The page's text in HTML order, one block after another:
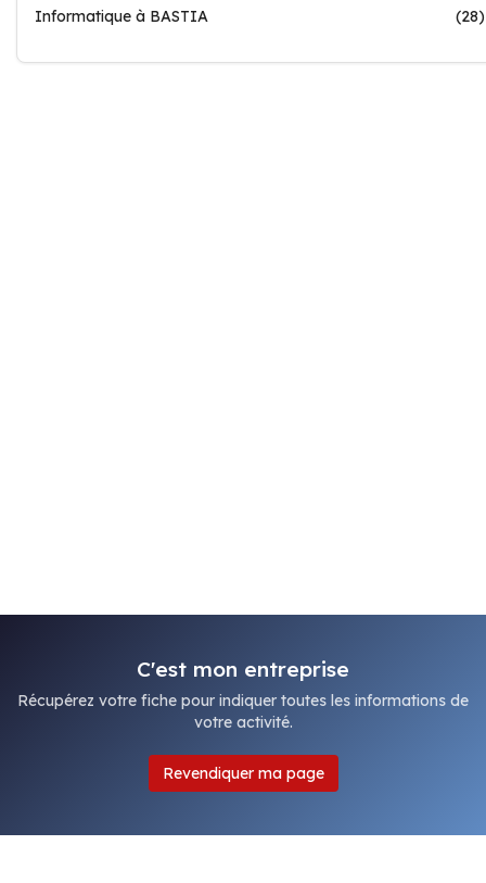
Informatique à BASTIA
(28)
C'est mon entreprise
Récupérez votre fiche pour indiquer toutes les informations de
votre activité.
Revendiquer ma page